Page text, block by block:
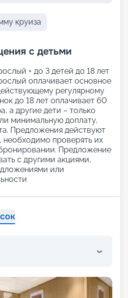
круиза
с детьми
+ до 3 детей до 18 лет
оплачивает основное
регулярному
до 18 лет оплачивает 60
а другие дети – только
минимальную доплату,
Предложения действуют
необходимо проверять их
Предложение
с другими акциями,
или